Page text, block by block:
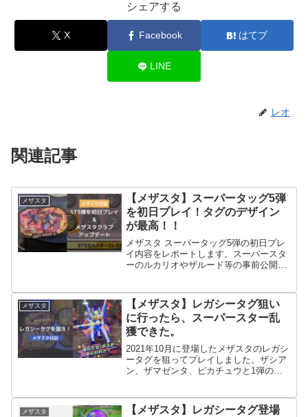
シェアする
X Facebook はてブ
LINE
レオ
関連記事
メザスタ
【メザスタ】スーパータッグ5弾
を初日プレイ！タグのデザイン
が最高！！
メザスタ スーパータッグ5弾の初日プレ
イ内容をレポートします。スーパースタ
ーのルカリオやザルード等の事前公開さ
メザスタ
【メザスタ】レガシータグ狙い
に行ったら、スーパースター乱
獲できた。
2021年10月に登場したメザスタのレガシ
ータグを狙ってプレイしました。ザシア
ン、ザマゼンタ、ピカチュウと1弾のス
レイ日記です。
メザスタ
【メザスタ】レガシータグ登場